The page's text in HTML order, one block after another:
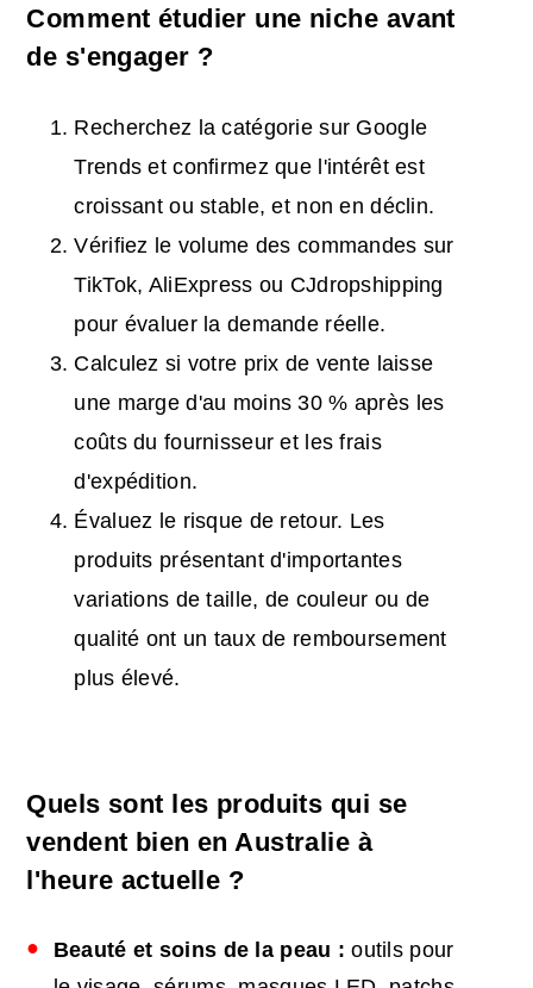
Comment étudier une niche avant
de s'engager ?
Recherchez la catégorie sur Google
Trends et confirmez que l'intérêt est
croissant ou stable, et non en déclin.
Vérifiez le volume des commandes sur
TikTok, AliExpress ou CJdropshipping
pour évaluer la demande réelle.
Calculez si votre prix de vente laisse
une marge d'au moins 30 % après les
coûts du fournisseur et les frais
d'expédition.
Évaluez le risque de retour. Les
produits présentant d'importantes
variations de taille, de couleur ou de
qualité ont un taux de remboursement
plus élevé.
Quels sont les produits qui se
vendent bien en Australie à
l'heure actuelle ?
Beauté et soins de la peau :outils pour